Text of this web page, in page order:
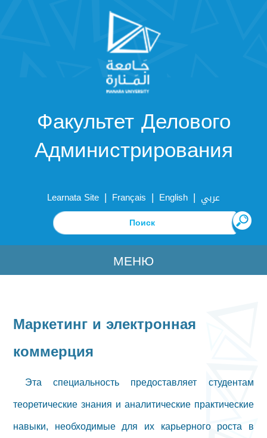
Факультет Делового
Администрирования
Learnata Site | Français | English | عربي
МЕНЮ
Маркетинг и электронная
коммерция
Эта специальность предоставляет студентам
теоретические знания и аналитические практические
навыки, необходимые для их карьерного роста в